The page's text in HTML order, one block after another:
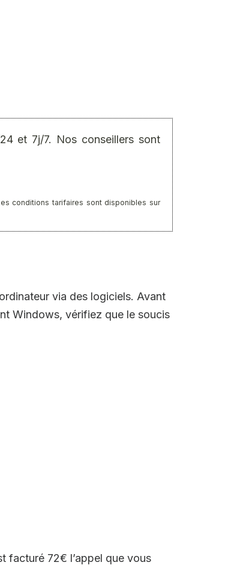
et 7j/7. Nos conseillers sont
conditions tarifaires sont disponibles sur
via des logiciels. Avant
Windows, vérifiez que le soucis
facturé 72€ l’appel que vous